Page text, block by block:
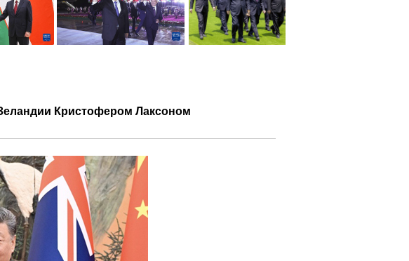
Кристофером Лаксоном